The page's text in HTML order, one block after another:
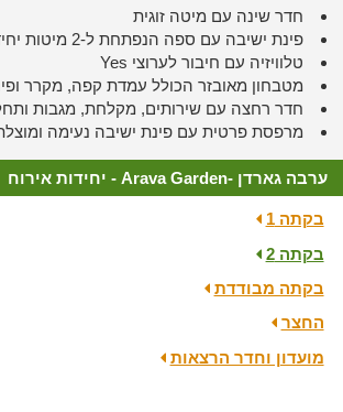
חדר שינה עם מיטה זוגית
פינת ישיבה עם ספה הנפתחת ל-2 מיטות יחיד
טלוויזיה עם חיבור לערוצי Yes
מטבחון מאובזר הכולל עמדת קפה, מקרר
חדר רחצה עם שירותים, מקלחת, מגבות
מרפסת פרטית עם פינת ישיבה נעימה
ערבה גארדן -Arava Garden - יחידות אירוח
בקתה 1
בקתה 2
בקתה מבודדת
החצר
מועדון וחדר הרצאות